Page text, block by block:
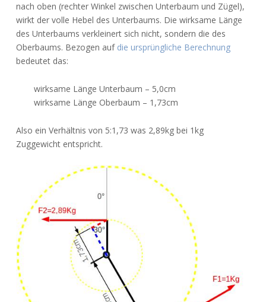
nach oben (rechter Winkel zwischen Unterbaum und Zügel),
wirkt der volle Hebel des Unterbaums. Die wirksame Länge
des Unterbaums verkleinert sich nicht, sondern die des
Oberbaums. Bezogen auf die ursprüngliche Berechnung
bedeutet das:
wirksame Länge Unterbaum – 5,0cm
wirksame Länge Oberbaum – 1,73cm
Also ein Verhältnis von 5:1,73 was 2,89kg bei 1kg
Zuggewicht entspricht.